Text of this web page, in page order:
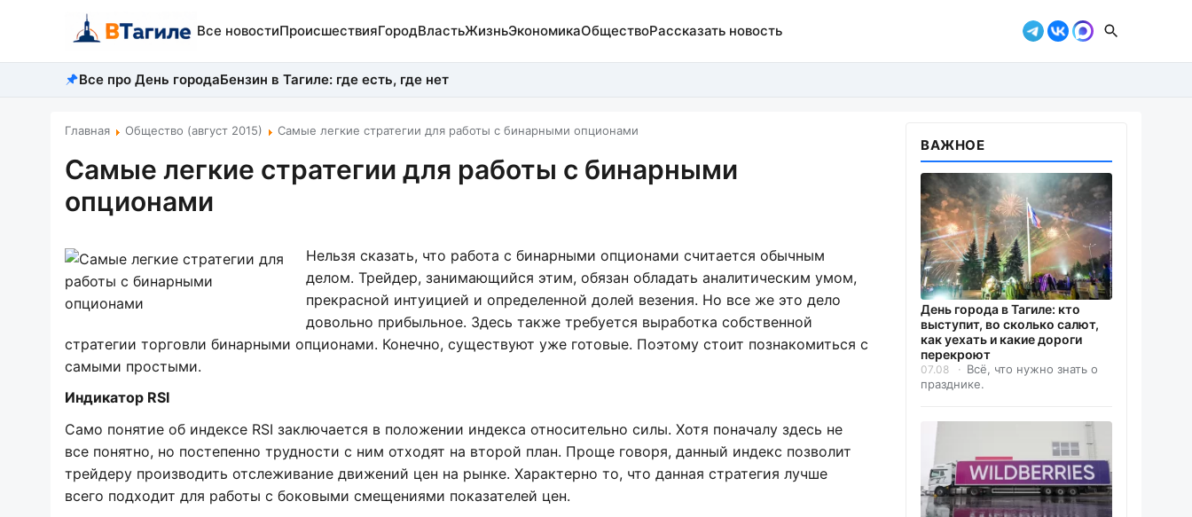
Все новостиПроисшествияГородВластьЖизньЭкономикаОбществоРассказать новость
Все про День городаБензин в Тагиле: где есть, где нет
Главная Общество (август 2015) Самые легкие стратегии для работы с бинарными опционами
Самые легкие стратегии для работы с бинарными
опционами
Нельзя сказать, что работа с бинарными опционами считается обычным
делом. Трейдер, занимающийся этим, обязан обладать аналитическим умом,
прекрасной интуицией и определенной долей везения. Но все же это дело
довольно прибыльное. Здесь также требуется выработка собственной
стратегии торговли бинарными опционами. Конечно, существуют уже готовые. Поэтому стоит познакомиться с
самыми простыми.
Индикатор RSI
Само понятие об индексе RSI заключается в положении индекса относительно силы. Хотя поначалу здесь не
все понятно, но постепенно трудности с ним отходят на второй план. Проще говоря, данный индекс позволит
трейдеру производить отслеживание движений цен на рынке. Характерно то, что данная стратегия лучше
всего подходит для работы с боковыми смещениями показателей цен.
ВАЖНОЕ
День города в Тагиле: кто
выступит, во сколько салют,
как уехать и какие дороги
перекроют
07.08
Всё, что нужно знать о
празднике.